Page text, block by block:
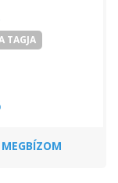
TAGJA
MEGBÍZOM